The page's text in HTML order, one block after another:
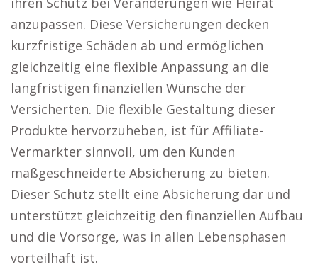
anzupassen. Diese Versicherungen decken
kurzfristige Schäden ab und ermöglichen
gleichzeitig eine flexible Anpassung an die
langfristigen finanziellen Wünsche der
Versicherten. Die flexible Gestaltung dieser
Produkte hervorzuheben, ist für Affiliate-
Vermarkter sinnvoll, um den Kunden
maßgeschneiderte Absicherung zu bieten.
Dieser Schutz stellt eine Absicherung dar und
unterstützt gleichzeitig den finanziellen Aufbau
und die Vorsorge, was in allen Lebensphasen
vorteilhaft ist.